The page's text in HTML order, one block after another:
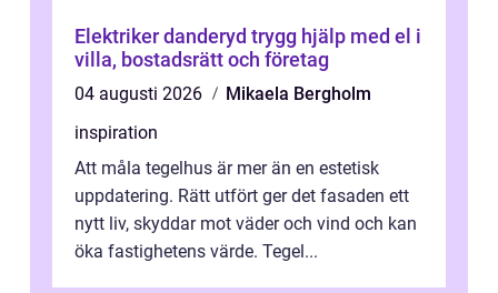
Elektriker danderyd trygg hjälp med el i
villa, bostadsrätt och företag
04 augusti 2026
Mikaela Bergholm
inspiration
Att måla tegelhus är mer än en estetisk
uppdatering. Rätt utfört ger det fasaden ett
nytt liv, skyddar mot väder och vind och kan
öka fastighetens värde. Tegel...